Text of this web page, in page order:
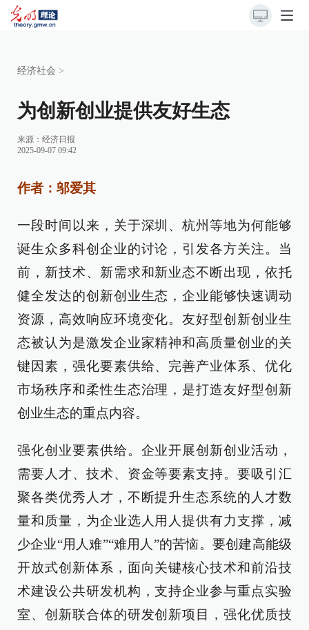
经济社会 >
为创新创业提供友好生态
来源： 经济日报
2025-09-07 09:42
作者：邬爱其
一段时间以来，关于深圳、杭州等地为何能够
诞生众多科创企业的讨论，引发各方关注。当
前，新技术、新需求和新业态不断出现，依托
健全发达的创新创业生态，企业能够快速调动
资源，高效响应环境变化。友好型创新创业生
态被认为是激发企业家精神和高质量创业的关
键因素，强化要素供给、完善产业体系、优化
市场秩序和柔性生态治理，是打造友好型创新
创业生态的重点内容。
强化创业要素供给。企业开展创新创业活动，
需要人才、技术、资金等要素支持。要吸引汇
聚各类优秀人才，不断提升生态系统的人才数
量和质量，为企业选人用人提供有力支撑，减
少企业“用人难”“难用人”的苦恼。要创建高能级
开放式创新体系，面向关键核心技术和前沿技
术建设公共研发机构，支持企业参与重点实验
室、创新联合体的研发创新项目，强化优质技